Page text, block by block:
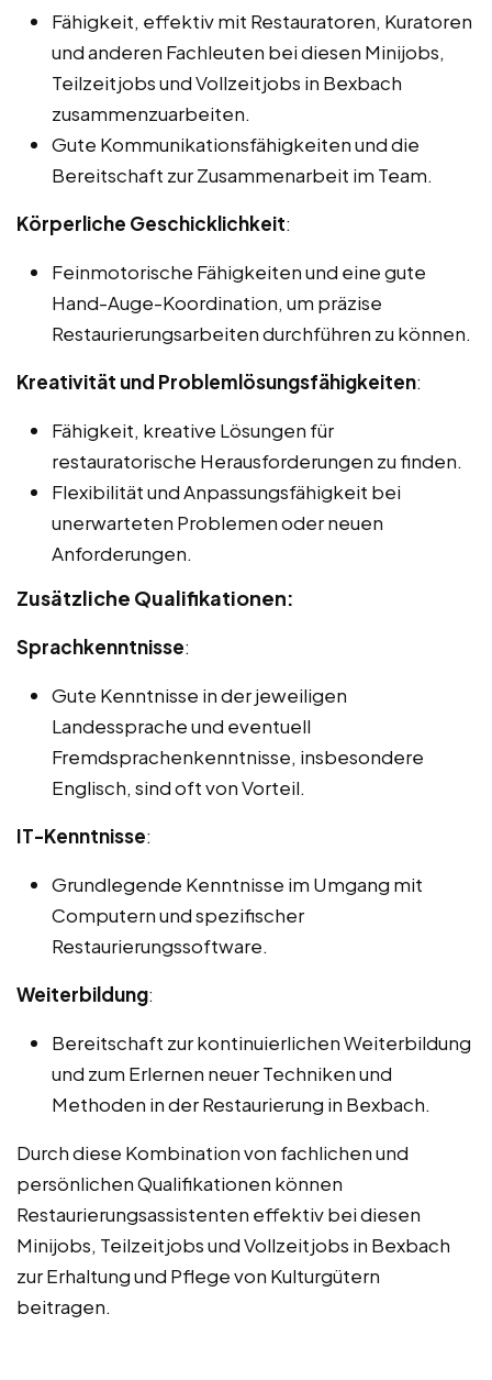
Fähigkeit, effektiv mit Restauratoren, Kuratoren
und anderen Fachleuten bei diesen Minijobs,
Teilzeitjobs und Vollzeitjobs in Bexbach
zusammenzuarbeiten.
Gute Kommunikationsfähigkeiten und die
Bereitschaft zur Zusammenarbeit im Team.
Körperliche Geschicklichkeit:
Feinmotorische Fähigkeiten und eine gute
Hand-Auge-Koordination, um präzise
Restaurierungsarbeiten durchführen zu können.
Kreativität und Problemlösungsfähigkeiten:
Fähigkeit, kreative Lösungen für
restauratorische Herausforderungen zu finden.
Flexibilität und Anpassungsfähigkeit bei
unerwarteten Problemen oder neuen
Anforderungen.
Zusätzliche Qualifikationen:
Sprachkenntnisse:
Gute Kenntnisse in der jeweiligen
Landessprache und eventuell
Fremdsprachenkenntnisse, insbesondere
Englisch, sind oft von Vorteil.
IT-Kenntnisse:
Grundlegende Kenntnisse im Umgang mit
Computern und spezifischer
Restaurierungssoftware.
Weiterbildung:
Bereitschaft zur kontinuierlichen Weiterbildung
und zum Erlernen neuer Techniken und
Methoden in der Restaurierung in Bexbach.
Durch diese Kombination von fachlichen und
persönlichen Qualifikationen können
Restaurierungsassistenten effektiv bei diesen
Minijobs, Teilzeitjobs und Vollzeitjobs in Bexbach
zur Erhaltung und Pflege von Kulturgütern
beitragen.